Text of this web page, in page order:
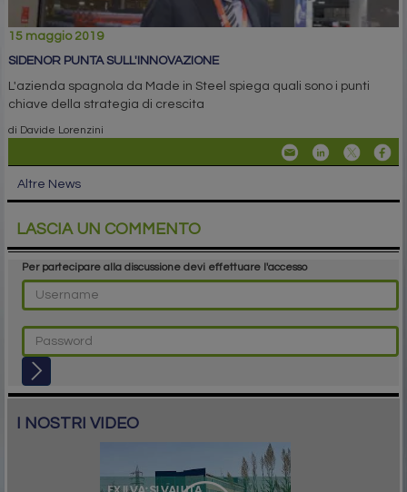
15 maggio 2019
SIDENOR PUNTA SULL'INNOVAZIONE
L'azienda spagnola da Made in Steel spiega quali sono i punti
chiave della strategia di crescita
di Davide Lorenzini
Altre News
LASCIA UN COMMENTO
Per partecipare alla discussione devi effettuare l'accesso
I NOSTRI VIDEO